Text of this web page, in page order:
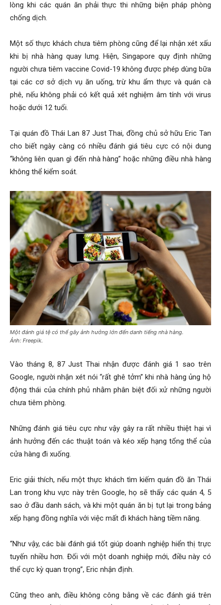
lòng khi các quán ăn phải thực thi những biện pháp phòng
chống dịch.
Một số thực khách chưa tiêm phòng cũng để lại nhận xét xấu
khi bị nhà hàng quay lưng. Hiện, Singapore quy định những
người chưa tiêm vaccine Covid-19 không được phép dùng bữa
tại các cơ sở dịch vụ ăn uống, trừ khu ẩm thực và quán cà
phê, nếu không phải có kết quả xét nghiệm âm tính với virus
hoặc dưới 12 tuổi.
Tại quán đồ Thái Lan 87 Just Thai, đồng chủ sở hữu Eric Tan
cho biết ngày càng có nhiều đánh giá tiêu cực có nội dung
“không liên quan gì đến nhà hàng” hoặc những điều nhà hàng
không thể kiểm soát.
Một đánh giá tệ có thể gây ảnh hưởng lớn đến danh tiếng nhà hàng.
Ảnh: Freepik.
Vào tháng 8, 87 Just Thai nhận được đánh giá 1 sao trên
Google, người nhận xét nói “rất ghê tởm” khi nhà hàng ủng hộ
động thái của chính phủ nhằm phân biệt đối xử những người
chưa tiêm phòng.
Những đánh giá tiêu cực như vậy gây ra rất nhiều thiệt hại vì
ảnh hưởng đến các thuật toán và kéo xếp hạng tổng thể của
cửa hàng đi xuống.
Eric giải thích, nếu một thực khách tìm kiếm quán đồ ăn Thái
Lan trong khu vực này trên Google, họ sẽ thấy các quán 4, 5
sao ở đầu danh sách, và khi một quán ăn bị tụt lại trong bảng
xếp hạng đồng nghĩa với việc mất đi khách hàng tiềm năng.
“Như vậy, các bài đánh giá tốt giúp doanh nghiệp hiển thị trực
tuyến nhiều hơn. Đối với một doanh nghiệp mới, điều này có
thể cực kỳ quan trọng”, Eric nhận định.
Cũng theo anh, điều không công bằng về các đánh giá trên